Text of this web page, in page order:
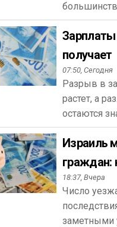
Зарплаты
получает
07:50, Сегодня
Разрыв в
растет, а
остаются
Израиль
граждан:
18:37, Вчера
Число
заметными